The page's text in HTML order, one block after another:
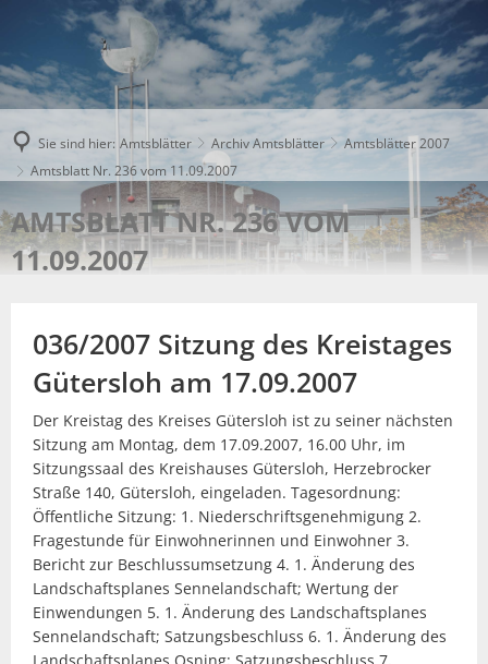
Sie sind hier: Amtsblätter Archiv Amtsblätter
Amtsblätter 2007
Amtsblatt Nr. 236 vom 11.09.2007
AMTSBLATT NR. 236 VOM
11.09.2007
036/2007 Sitzung des Kreistages
Gütersloh am 17.09.2007
Der Kreistag des Kreises Gütersloh ist zu seiner nächsten
Sitzung am Montag, dem 17.09.2007, 16.00 Uhr, im
Sitzungssaal des Kreishauses Gütersloh, Herzebrocker
Straße 140, Gütersloh, eingeladen. Tagesordnung:
Öffentliche Sitzung: 1. Niederschriftsgenehmigung 2.
Fragestunde für Einwohnerinnen und Einwohner 3.
Bericht zur Beschlussumsetzung 4. 1. Änderung des
Landschaftsplanes Sennelandschaft; Wertung der
Einwendungen 5. 1. Änderung des Landschaftsplanes
Sennelandschaft; Satzungsbeschluss 6. 1. Änderung des